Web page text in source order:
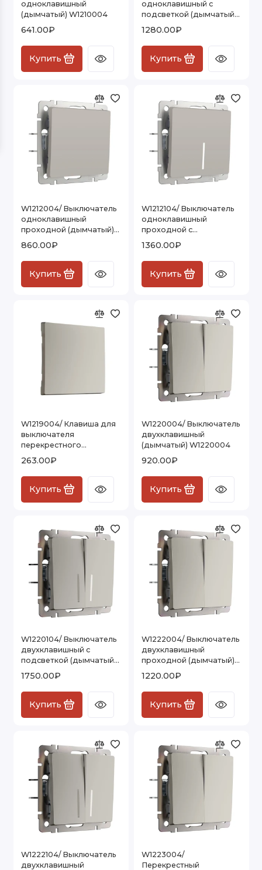
Показать все
одноклавишный
(дымчатый) W1210004
641.00₽
Купить
одноклавишный с
подсветкой (дымчатый)
1280.00₽
Купить
W1212004/ Выключатель
одноклавишный
проходной (дымчатый)
860.00₽
Купить
W1212104/ Выключатель
одноклавишный
проходной с
W1212104
1360.00₽
Купить
W1219004/ Клавиша для
выключателя
перекрестного
263.00₽
Купить
W1220004/ Выключатель
двухклавишный
(дымчатый) W1220004
920.00₽
Купить
W1220104/ Выключатель
двухклавишный с
подсветкой (дымчатый)
1750.00₽
Купить
W1222004/ Выключатель
двухклавишный
проходной (дымчатый)
1220.00₽
Купить
W1222104/ Выключатель
двухклавишный
W1223004/
Перекрестный